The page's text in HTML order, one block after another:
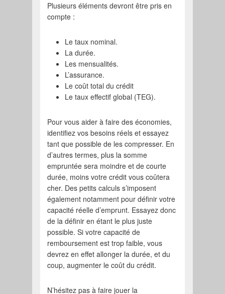
Plusieurs éléments devront être pris en
compte :
Le taux nominal.
La durée.
Les mensualités.
L’assurance.
Le coût total du crédit
Le taux effectif global (TEG).
Pour vous aider à faire des économies,
identifiez vos besoins réels et essayez
tant que possible de les compresser. En
d’autres termes, plus la somme
empruntée sera moindre et de courte
durée, moins votre crédit vous coûtera
cher. Des petits calculs s’imposent
également notamment pour définir votre
capacité réelle d’emprunt. Essayez donc
de la définir en étant le plus juste
possible. Si votre capacité de
remboursement est trop faible, vous
devrez en effet allonger la durée, et du
coup, augmenter le coût du crédit.
N’hésitez pas à faire jouer la